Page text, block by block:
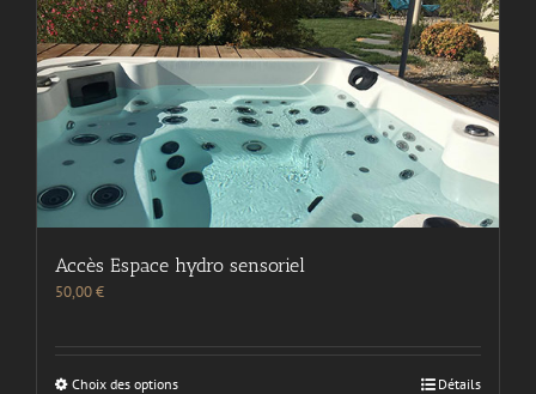
Accès Espace hydro sensoriel
50,00€
Choix des options Détails